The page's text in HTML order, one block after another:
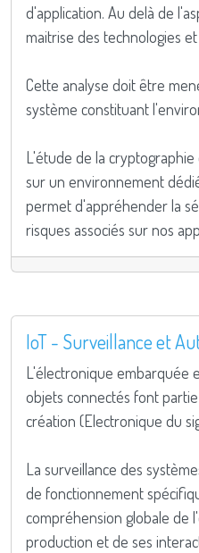
d'application. Au delà de
maitrise des technologies
Cette analyse doit être
système constituant
L'étude de la
sur un environnement
permet d'appréhender la
risques associés sur nos
IoT - Surveillance et
L'électronique embarquée
objets connectés font
création (Electronique du
La surveillance des
de fonctionnement
compréhension globale de
production et de ses